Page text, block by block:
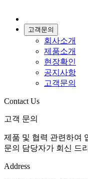
고객문의
회사소개
제품소개
현장확인
공지사항
고객문의
Contact Us
고객 문의
제품 및 협력 관련하여
문의 담당자가 회신 드
Address